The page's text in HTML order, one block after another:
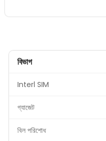
বিভাগ
Interl SIM
গ্যাজেট
বিল পরিশোধ